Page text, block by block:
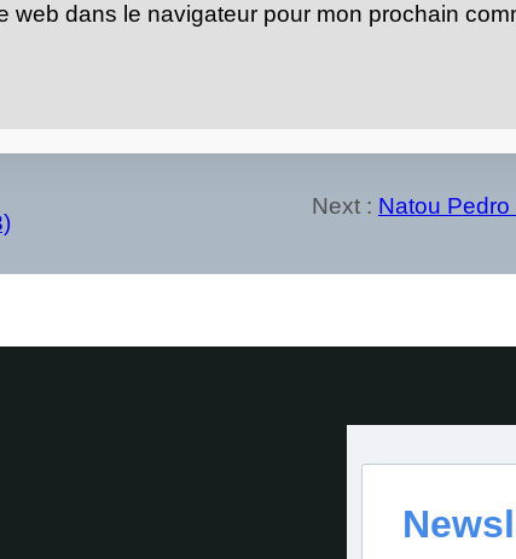
web dans le navigateur pour mon prochain
Next : Natou